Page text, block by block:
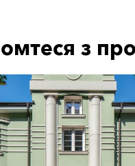
з